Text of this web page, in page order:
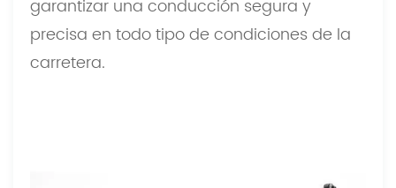
garantizar una conducción segura y
precisa en todo tipo de condiciones de la
carretera.